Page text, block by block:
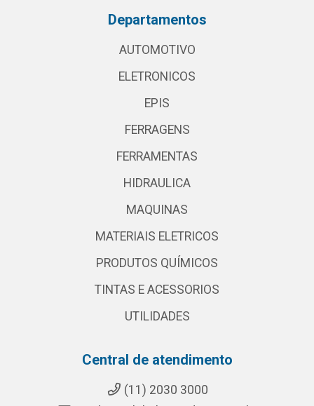
Departamentos
AUTOMOTIVO
ELETRONICOS
EPIS
FERRAGENS
FERRAMENTAS
HIDRAULICA
MAQUINAS
MATERIAIS ELETRICOS
PRODUTOS QUÍMICOS
TINTAS E ACESSORIOS
UTILIDADES
Central de atendimento
(11) 2030 3000